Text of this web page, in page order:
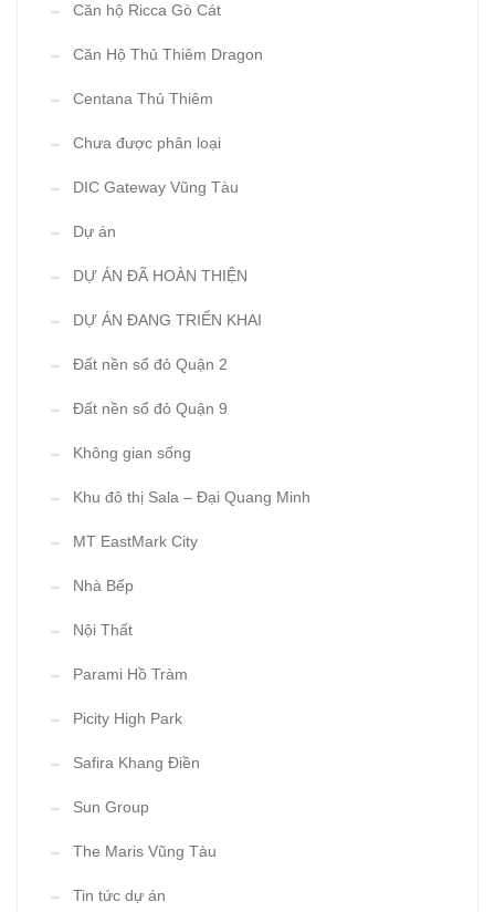
Căn hộ Ricca Gò Cát
Căn Hộ Thủ Thiêm Dragon
Centana Thủ Thiêm
Chưa được phân loại
DIC Gateway Vũng Tàu
Dự án
DỰ ÁN ĐÃ HOÀN THIỆN
DỰ ÁN ĐANG TRIỂN KHAI
Đất nền sổ đỏ Quận 2
Đất nền sổ đỏ Quận 9
Không gian sống
Khu đô thị Sala – Đại Quang Minh
MT EastMark City
Nhà Bếp
Nội Thất
Parami Hồ Tràm
Picity High Park
Safira Khang Điền
Sun Group
The Maris Vũng Tàu
Tin tức dự án